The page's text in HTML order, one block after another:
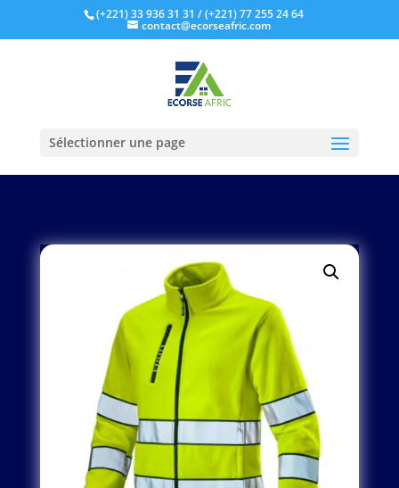
(+221) 33 936 31 31 / (+221) 77 255 24 64
contact@ecorseafric.com
Sélectionner une page